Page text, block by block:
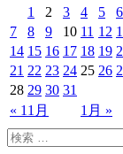
« 11月 1月 »
1 2 3 4 5
6
7
8 9 10 11 12
14 15 16 17 18 19
21 22 23 24 25 26
28 29 30 31